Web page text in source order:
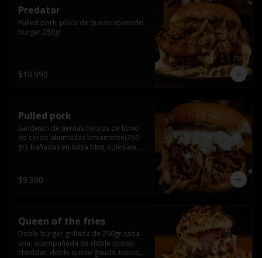
Predator
Pulled pork, placa de queso apanado,
burger 250gr
$10.990
Pulled pork
Sándwich de tiernas hebras de lomo
de cerdo ahumadas lentamente(250
gr), bañadas en salsa bbq, coleslaw,
$9.990
Queen of the fries
Doble burger grillada de 250gr cada
una, acompañada de doble queso
cheddar, doble queso gauda, tocino,